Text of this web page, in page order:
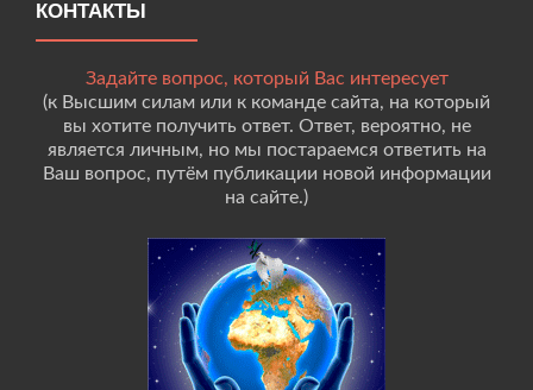
КОНТАКТЫ
Задайте вопрос, который Вас интересует
(к Высшим силам или к команде сайта, на который
вы хотите получить ответ. Ответ, вероятно, не
является личным, но мы постараемся ответить на
Ваш вопрос, путём публикации новой информации
на сайте.)